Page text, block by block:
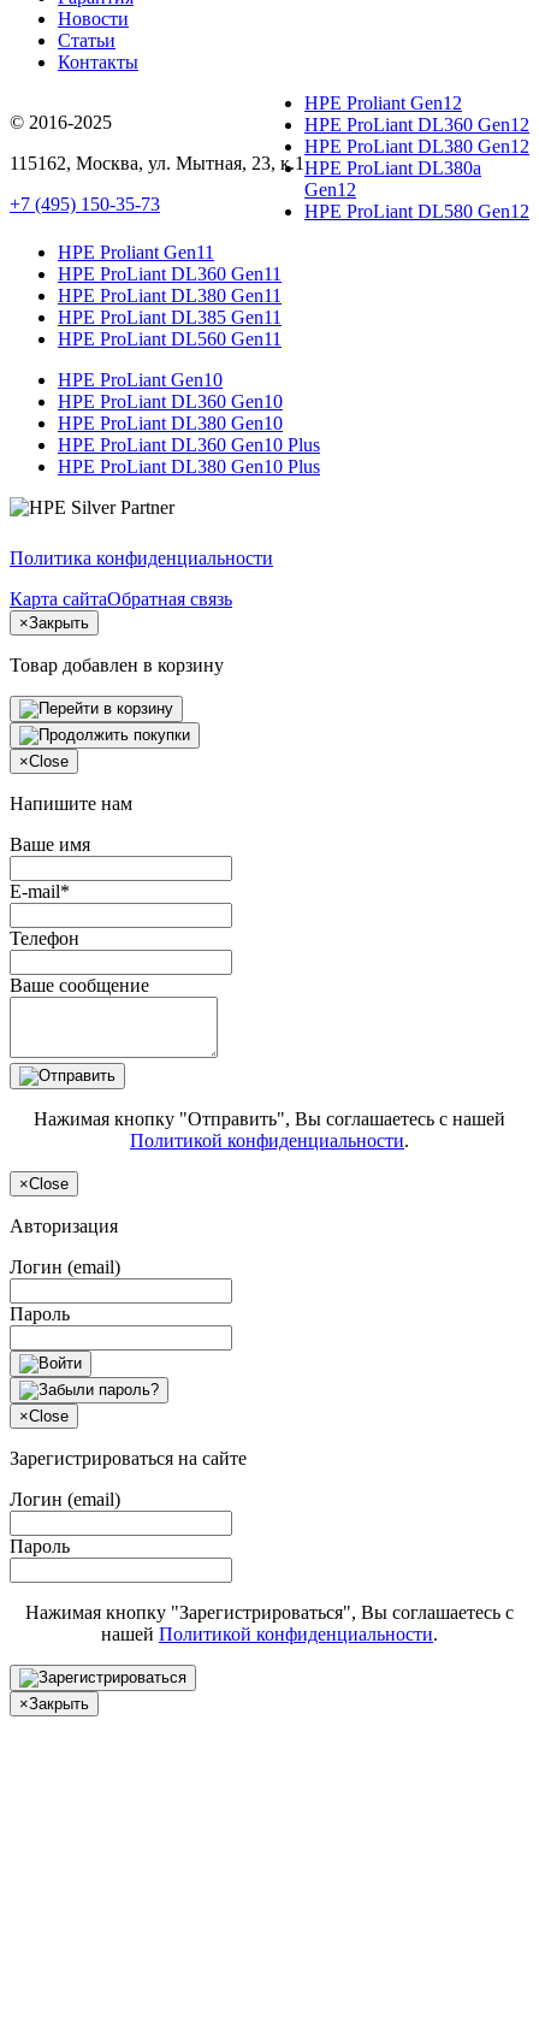
Новости
Статьи
Контакты
© 2016-2025
115162, Москва, ул. Мытная, 23, к.1
+7 (495) 150-35-73
HPE Proliant Gen12
HPE ProLiant DL360 Gen12
HPE ProLiant DL380 Gen12
HPE ProLiant DL380a
Gen12
HPE ProLiant DL580 Gen12
HPE Proliant Gen11
HPE ProLiant DL360 Gen11
HPE ProLiant DL380 Gen11
HPE ProLiant DL385 Gen11
HPE ProLiant DL560 Gen11
HPE ProLiant Gen10
HPE ProLiant DL360 Gen10
HPE ProLiant DL380 Gen10
HPE ProLiant DL360 Gen10 Plus
HPE ProLiant DL380 Gen10 Plus
Политика конфиденциальности
Карта сайтаОбратная связь
×Закрыть
Товар добавлен в корзину
×Close
Напишите нам
Ваше имя
E-mail*
Телефон
Ваше сообщение
Нажимая кнопку "Отправить", Вы соглашаетесь с нашей
Политикой конфиденциальности.
×Close
Авторизация
Логин (email)
Пароль
×Close
Зарегистрироваться на сайте
Логин (email)
Пароль
Нажимая кнопку "Зарегистрироваться", Вы соглашаетесь с
нашей Политикой конфиденциальности.
×Закрыть